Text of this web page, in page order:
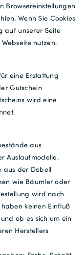
Browsereinstellungen
Wenn Sie Cookies
auf unserer Seite
nutzen.
eine Erstattung
Gutschein
wird eine
aus
Auslaufmodelle.
aus der Dobell
wie Bäumler oder
wird nach
keinen Einfluß
ob es sich um ein
Herstellers